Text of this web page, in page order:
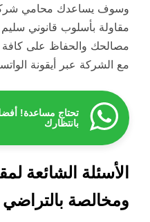
وسوف يساعدك محامي شركة
مقاولة بأسلوب قانوني
مصالحك والحفاظ على كافة
مع الشركة عبر أيقونة
تحتاج مساعدة!
بانتظارك
الأسئلة الشائعة
ومخالصة بالتراضي 2023: